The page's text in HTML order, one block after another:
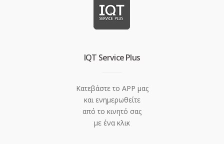
IQT Service Plus
Κατεβάστε το APP μας
και ενημερωθείτε
από το κινητό σας
με ένα κλικ